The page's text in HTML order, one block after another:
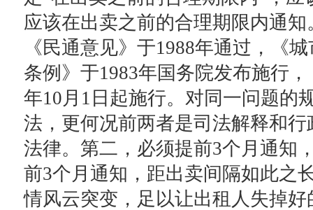
应该在出卖之前的合理期限内通
《民通意见》于1988年通过，《
条例》于1983年国务院发布施行
年10月1日起施行。对同一问题的
法，更何况前两者是司法解释和
法律。第二，必须提前3个月通知
前3个月通知，距出卖间隔如此之
情风云突变，足以让出租人失掉